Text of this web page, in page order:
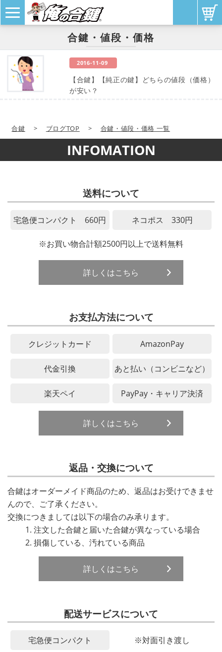
合鍵・値段・価格
2016-11-09
【合鍵】【純正の鍵】どちらの値段（価格）
が安い？
合鍵 > ブログTOP > 合鍵・値段・価格 一覧
INFOMATION
送料について
宅急便コンパクト 660円 ネコポス 330円
※お買い物合計額2500円以上で送料無料
詳しくはこちら
お支払方法について
クレジットカード AmazonPay
代金引換 あと払い（コンビニなど）
楽天ペイ PayPay・キャリア決済
詳しくはこちら
返品・交換について
合鍵はオーダーメイド商品のため、返品はお受けできませ
んので、ご了承ください。
交換につきましては以下の場合のみ承ります。
注文した合鍵と届いた合鍵が異なっている場合
損傷している、汚れている商品
詳しくはこちら
配送サービスについて
宅急便コンパクト ※対面引き渡し